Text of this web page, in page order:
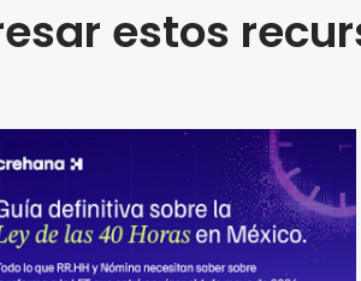
estos